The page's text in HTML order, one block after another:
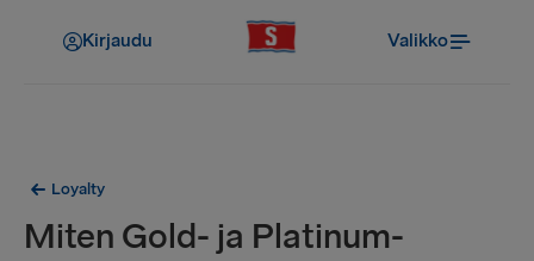
Kirjaudu Valikko
Loyalty
Miten Gold- ja Platinum-